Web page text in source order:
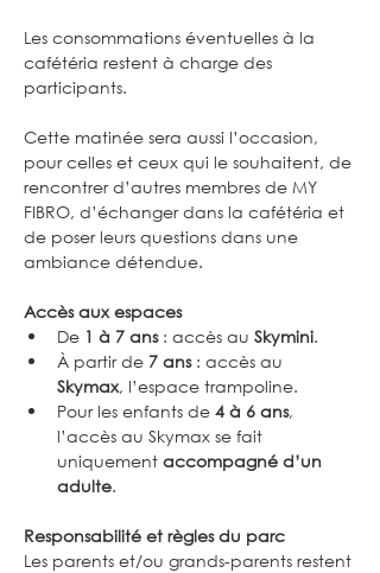
Les consommations éventuelles à la
cafétéria restent à charge des
participants.
Cette matinée sera aussi l’occasion,
pour celles et ceux qui le souhaitent, de
rencontrer d’autres membres de MY
FIBRO, d’échanger dans la cafétéria et
de poser leurs questions dans une
ambiance détendue.
Accès aux espaces
De 1 à 7 ans : accès au Skymini.
À partir de 7 ans : accès au
Skymax, l’espace trampoline.
Pour les enfants de 4 à 6 ans,
l’accès au Skymax se fait
uniquement accompagné d’un
adulte.
Responsabilité et règles du parc
Les parents et/ou grands-parents restent